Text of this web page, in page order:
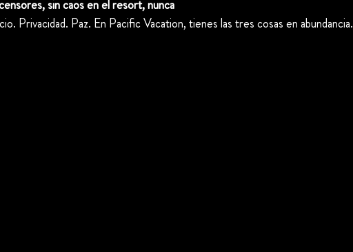
sin caos en el resort, nunca
Privacidad. Paz. En Pacific Vacation, tienes las tres cosas en abundancia.